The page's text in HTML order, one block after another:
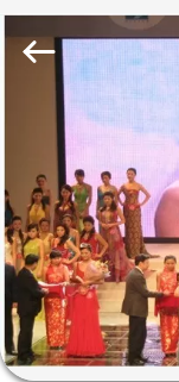
MAISON
PRODUITS
AU
SUJET
DE
optoelectronics